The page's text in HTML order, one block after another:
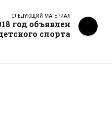
СЛЕДУЮЩИЙ МАТЕРИАЛ
год объявлен
спорта